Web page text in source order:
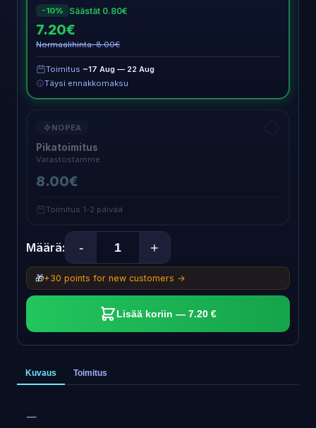
-10%
Säästät 0.80€
7.20€
Normaalihinta: 8.00€
Toimitus ~17 Aug — 22 Aug
Täysi ennakkomaksu
NOPEA
Pikatoimitus
Varastostamme
8.00€
Toimitus 1-2 päivää
Määrä: - +
🎁+30 points for new customers →
Lisää koriin — 7.20 €
Kuvaus Toimitus
—